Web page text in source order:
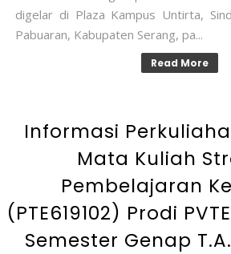
digelar di Plaza Kampus Untirta,
Pabuaran, Kabupaten Serang, pa...
Read More
Informasi
Mata Kuliah
Pembelajaran
(PTE619102) Prodi
Semester Genap